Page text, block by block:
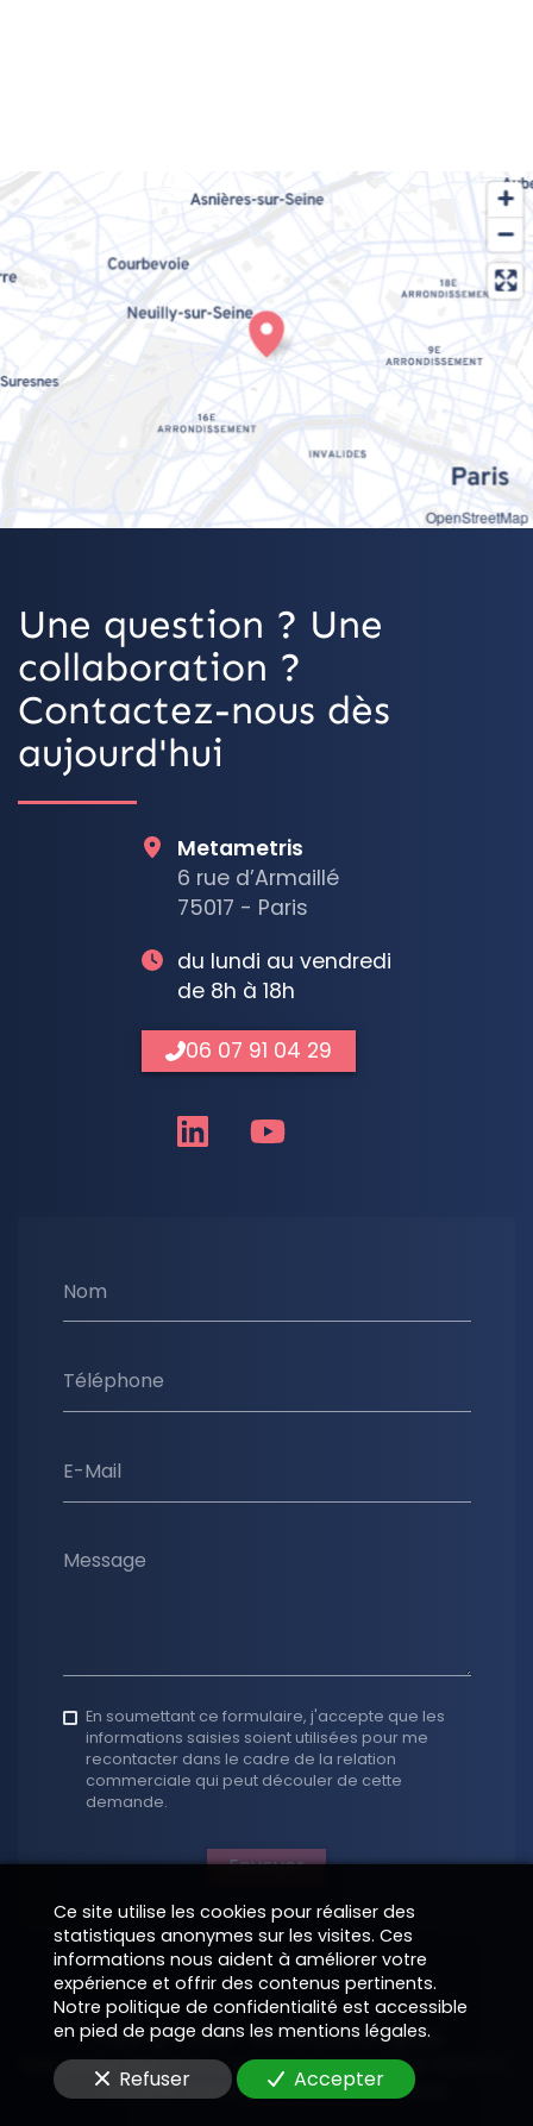
OpenStreetMap
Une question ? Une
collaboration ?
Contactez-nous dès
aujourd'hui
Nom
Téléphone
E-Mail
Message
En soumettant ce formulaire, j'accepte que les
informations saisies soient utilisées pour me
recontacter dans le cadre de la relation
commerciale qui peut découler de cette
demande.
Envoyer
Metametris
6 rue d’Armaillé
75017 - Paris
du lundi au vendredi
de 8h à 18h
06 07 91 04 29
Copyright 2026—Informations légales
—
Site vitrine digital structuré et supervisé par
—Modifier vos préférences de cookies
Ce site utilise les cookies pour réaliser des
statistiques anonymes sur les visites. Ces
informations nous aident à améliorer votre
expérience et offrir des contenus pertinents.
Notre politique de confidentialité est accessible
en pied de page dans les mentions légales.
Refuser Accepter